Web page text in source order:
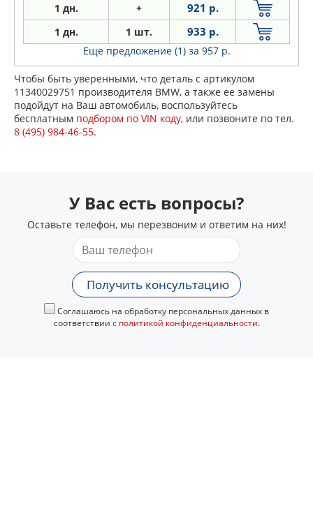
1 дн. + 921 р.
1 дн. 1 шт. 933 р.
Еще предложение (1) за 957 р.
Чтобы быть уверенными, что деталь с артикулом
11340029751 производителя BMW, а также ее замены
подойдут на Ваш автомобиль, воспользуйтесь
бесплатным подбором по VIN коду, или позвоните по тел.
8 (495) 984-46-55.
У Вас есть вопросы?
Оставьте телефон, мы перезвоним и ответим на них!
Получить консультацию
Соглашаюсь на обработку персональных данных в
соответствии с политикой конфиденциальности.